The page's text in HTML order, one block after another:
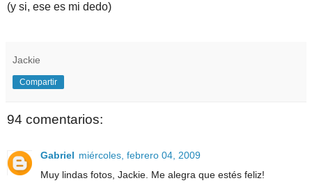
(y si, ese es mi dedo)
Jackie
Compartir
94 comentarios:
Gabriel miércoles, febrero 04, 2009
Muy lindas fotos, Jackie. Me alegra que estés feliz!